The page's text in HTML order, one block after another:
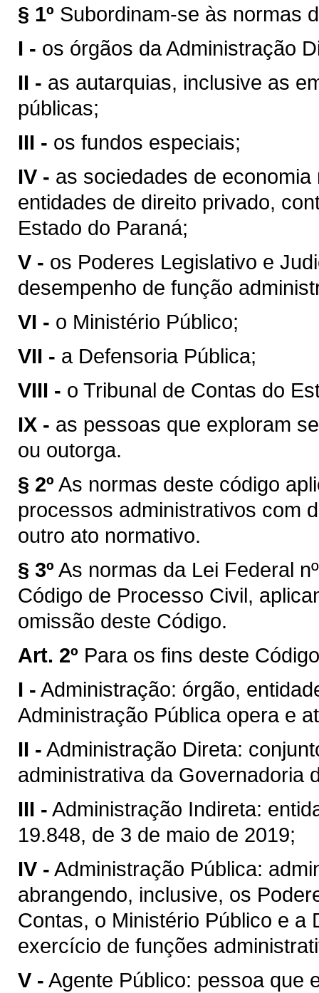
§ 1º Subordinam-se às normas
I - os órgãos da Administração
II - as autarquias, inclusive as
públicas;
III - os fundos especiais;
IV - as sociedades de
entidades de direito privado,
Estado do Paraná;
V - os Poderes Legislativo e
desempenho de função
VI - o Ministério Público;
VII - a Defensoria Pública;
VIII - o Tribunal de Contas do
IX - as pessoas que exploram
ou outorga.
§ 2º As normas deste código
processos administrativos com
outro ato normativo.
§ 3º As normas da Lei Federal
Código de Processo Civil,
omissão deste Código.
Art. 2º Para os fins deste
I - Administração: órgão,
Administração Pública opera e
II - Administração Direta:
administrativa da Governadoria
III - Administração Indireta:
19.848, de 3 de maio de 2019;
IV - Administração Pública:
abrangendo, inclusive, os
Contas, o Ministério Público e a
exercício de funções
V - Agente Público: pessoa que